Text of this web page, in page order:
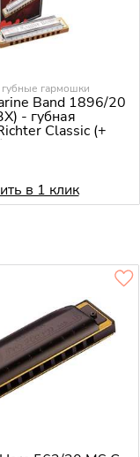
гармошки
Band 1896/20
- губная
Classic (+
в 1 клик